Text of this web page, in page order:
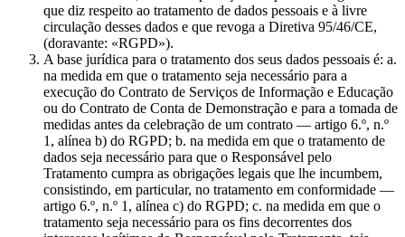
que diz respeito ao tratamento de dados pessoais e à livre
circulação desses dados e que revoga a Diretiva 95/46/CE,
(doravante: «RGPD»).
A base jurídica para o tratamento dos seus dados pessoais é: a.
na medida em que o tratamento seja necessário para a
execução do Contrato de Serviços de Informação e Educação
ou do Contrato de Conta de Demonstração e para a tomada de
medidas antes da celebração de um contrato — artigo 6.º, n.º
1, alínea b) do RGPD; b. na medida em que o tratamento de
dados seja necessário para que o Responsável pelo
Tratamento cumpra as obrigações legais que lhe incumbem,
consistindo, em particular, no tratamento em conformidade —
artigo 6.º, n.º 1, alínea c) do RGPD; c. na medida em que o
tratamento seja necessário para os fins decorrentes dos